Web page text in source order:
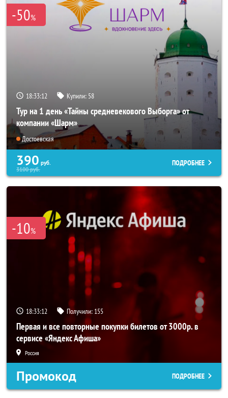
-50%
18:33:10 Купили: 58
Тур на 1 день «Тайны средневекового Выборга» от
компании «Шарм»
Достоевская
390 руб.
3100руб.
ПОДРОБНЕЕ
-10%
18:33:10 Получили: 155
Первая и все повторные покупки билетов от 3000р. в
сервисе «Яндекс Афиша»
Россия
Промокод ПОДРОБНЕЕ